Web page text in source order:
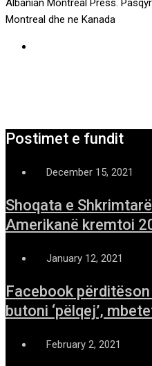
Albanian Montreal Press.
Montreal dhe ne Kanada
Postimet e fundit
December 15, 2021
Shoqata e
Amerikanë kremtoi
January 12, 2021
Facebook
butoni ‘pëlqej’,
February 2, 2021